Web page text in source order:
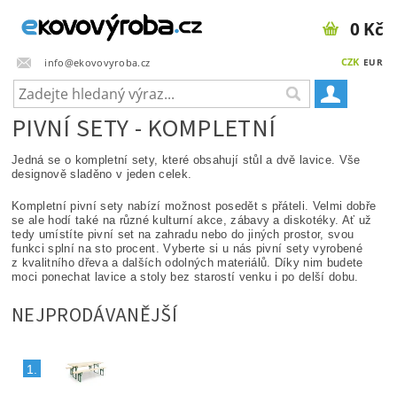
info@ekovovyroba.cz CZK EUR
0 Kč
PIVNÍ SETY - KOMPLETNÍ
Jedná se o kompletní sety, které obsahují stůl a dvě lavice. Vše
designově sladěno v jeden celek.
Kompletní pivní sety nabízí možnost posedět s přáteli. Velmi dobře
se ale hodí také na různé kulturní akce, zábavy a diskotéky. Ať už
tedy umístíte pivní set na zahradu nebo do jiných prostor, svou
funkci splní na sto procent. Vyberte si u nás pivní sety vyrobené
z kvalitního dřeva a dalších odolných materiálů. Díky nim budete
moci ponechat lavice a stoly bez starostí venku i po delší dobu.
NEJPRODÁVANĚJŠÍ
1.